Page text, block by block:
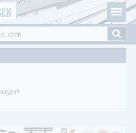
- Das unabhängige Portal für
& eBooks